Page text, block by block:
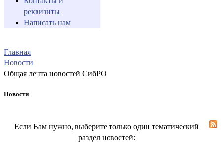
реквизиты
Написать нам
Главная
Новости
Общая лента новостей СибРО
Новости
Если Вам нужно, выберите только один тематический
раздел новостей: